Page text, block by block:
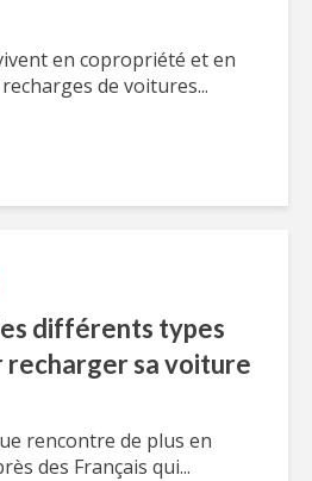
en copropriété et en
de voitures...
différents types
recharger sa voiture
rencontre de plus en
des Français qui...